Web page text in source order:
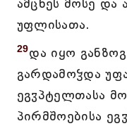
ამცნეს მოსე და
უფლისათა.
29და იყო
გარდამოჴდა
ეგჳპტელთასა
პირმშოებისა